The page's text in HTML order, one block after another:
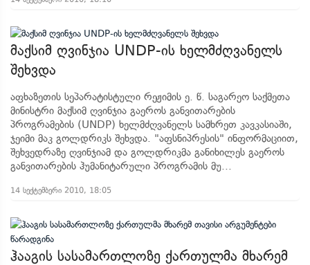
მაქსიმ ღვინჯია UNDP-ის ხელმძღვანელს
შეხვდა
აფხაზეთის სეპარატისტული რეჟიმის ე. წ. საგარეო საქმეთა
მინისტრი მაქსიმ ღვინჯია გაეროს განვითარების
პროგრამების (UNDP) ხელმძღვანელს სამხრეთ კავკასიაში,
ჯეიმი მაკ გოლდრიკს შეხვდა. "აფსნიპრესის" ინფორმაციით,
შეხვედრაზე ღვინჯიამ და გოლდრიკმა განიხილეს გაეროს
განვითარების ჰუმანიტარული პროგრამის მუ...
14 სექტემბერი 2010, 18:05
ჰააგის სასამართლოზე ქართულმა მხარემ